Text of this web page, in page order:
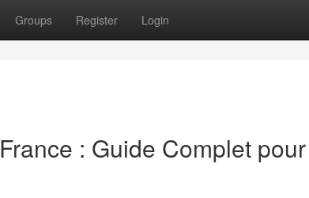
Groups Register Login
: Guide Complet